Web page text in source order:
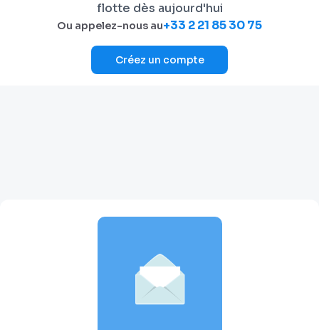
flotte dès aujourd'hui
Ou appelez-nous au+33 2 21 85 30 75
Créez un compte